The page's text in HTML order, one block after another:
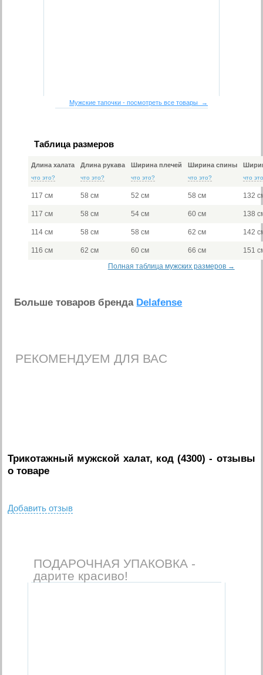
Мужские тапочки - посмотреть все товары →
Таблица размеров
Длина халата
что это?
Длина рукава
что это?
Ширина плечей
что это?
Ширина спины
что это? что
117 см 58 см 52 см 58 см 132
117 см 58 см 54 см 60 см 138
114 см 58 см 58 см 62 см 142
116 см 62 см 60 см 66 см
151
Полная таблица мужских размеров →
Больше товаров бренда Delafense
РЕКОМЕНДУЕМ ДЛЯ ВАС
Трикотажный мужской халат, код (4300) - отзывы
о товаре
Добавить отзыв
ПОДАРОЧНАЯ УПАКОВКА -
дарите красиво!